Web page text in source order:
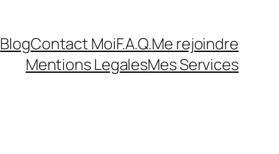
BlogContact MoiF.A.Q.Me rejoindre
Mentions LegalesMes Services